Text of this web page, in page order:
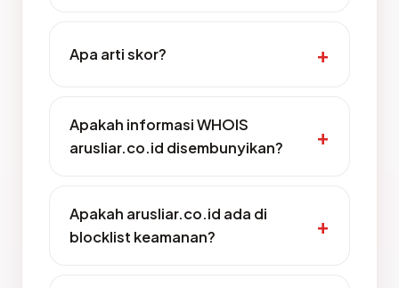
Apa arti skor?
Apakah informasi WHOIS
arusliar.co.id disembunyikan?
Apakah arusliar.co.id ada di
blocklist keamanan?